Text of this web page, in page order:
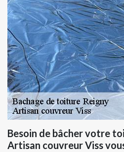
Besoin de bâcher votre
Artisan couvreur Viss